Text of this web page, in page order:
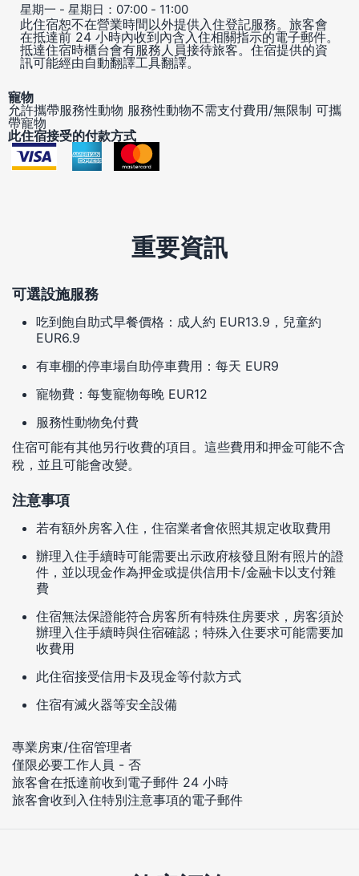
星期一 - 星期日：07:00 - 11:00
此住宿恕不在營業時間以外提供入住登記服務。旅客會
在抵達前 24 小時內收到內含入住相關指示的電子郵件。
抵達住宿時櫃台會有服務人員接待旅客。住宿提供的資
訊可能經由自動翻譯工具翻譯。
寵物
允許攜帶服務性動物 服務性動物不需支付費用/無限制 可攜
帶寵物
此住宿接受的付款方式
重要資訊
可選設施服務
吃到飽自助式早餐價格：成人約 EUR13.9，兒童約
EUR6.9
有車棚的停車場自助停車費用：每天 EUR9
寵物費：每隻寵物每晚 EUR12
服務性動物免付費
住宿可能有其他另行收費的項目。這些費用和押金可能不含
稅，並且可能會改變。
注意事項
若有額外房客入住，住宿業者會依照其規定收取費用
辦理入住手續時可能需要出示政府核發且附有照片的證
件，並以現金作為押金或提供信用卡/金融卡以支付雜
費
住宿無法保證能符合房客所有特殊住房要求，房客須於
辦理入住手續時與住宿確認；特殊入住要求可能需要加
收費用
此住宿接受信用卡及現金等付款方式
住宿有滅火器等安全設備
專業房東/住宿管理者
僅限必要工作人員 - 否
旅客會在抵達前收到電子郵件 24 小時
旅客會收到入住特別注意事項的電子郵件